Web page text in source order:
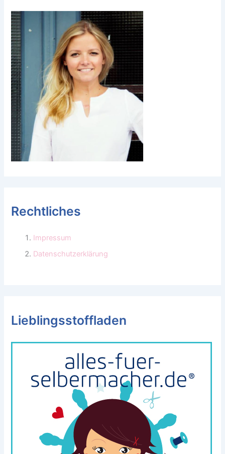
Rechtliches
Impressum
Datenschutzerklärung
Lieblingsstoffladen